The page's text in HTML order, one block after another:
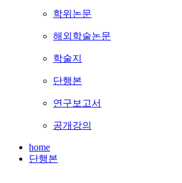
학위논문
해외학술논문
학술지
단행본
연구보고서
공개강의
home
단행본